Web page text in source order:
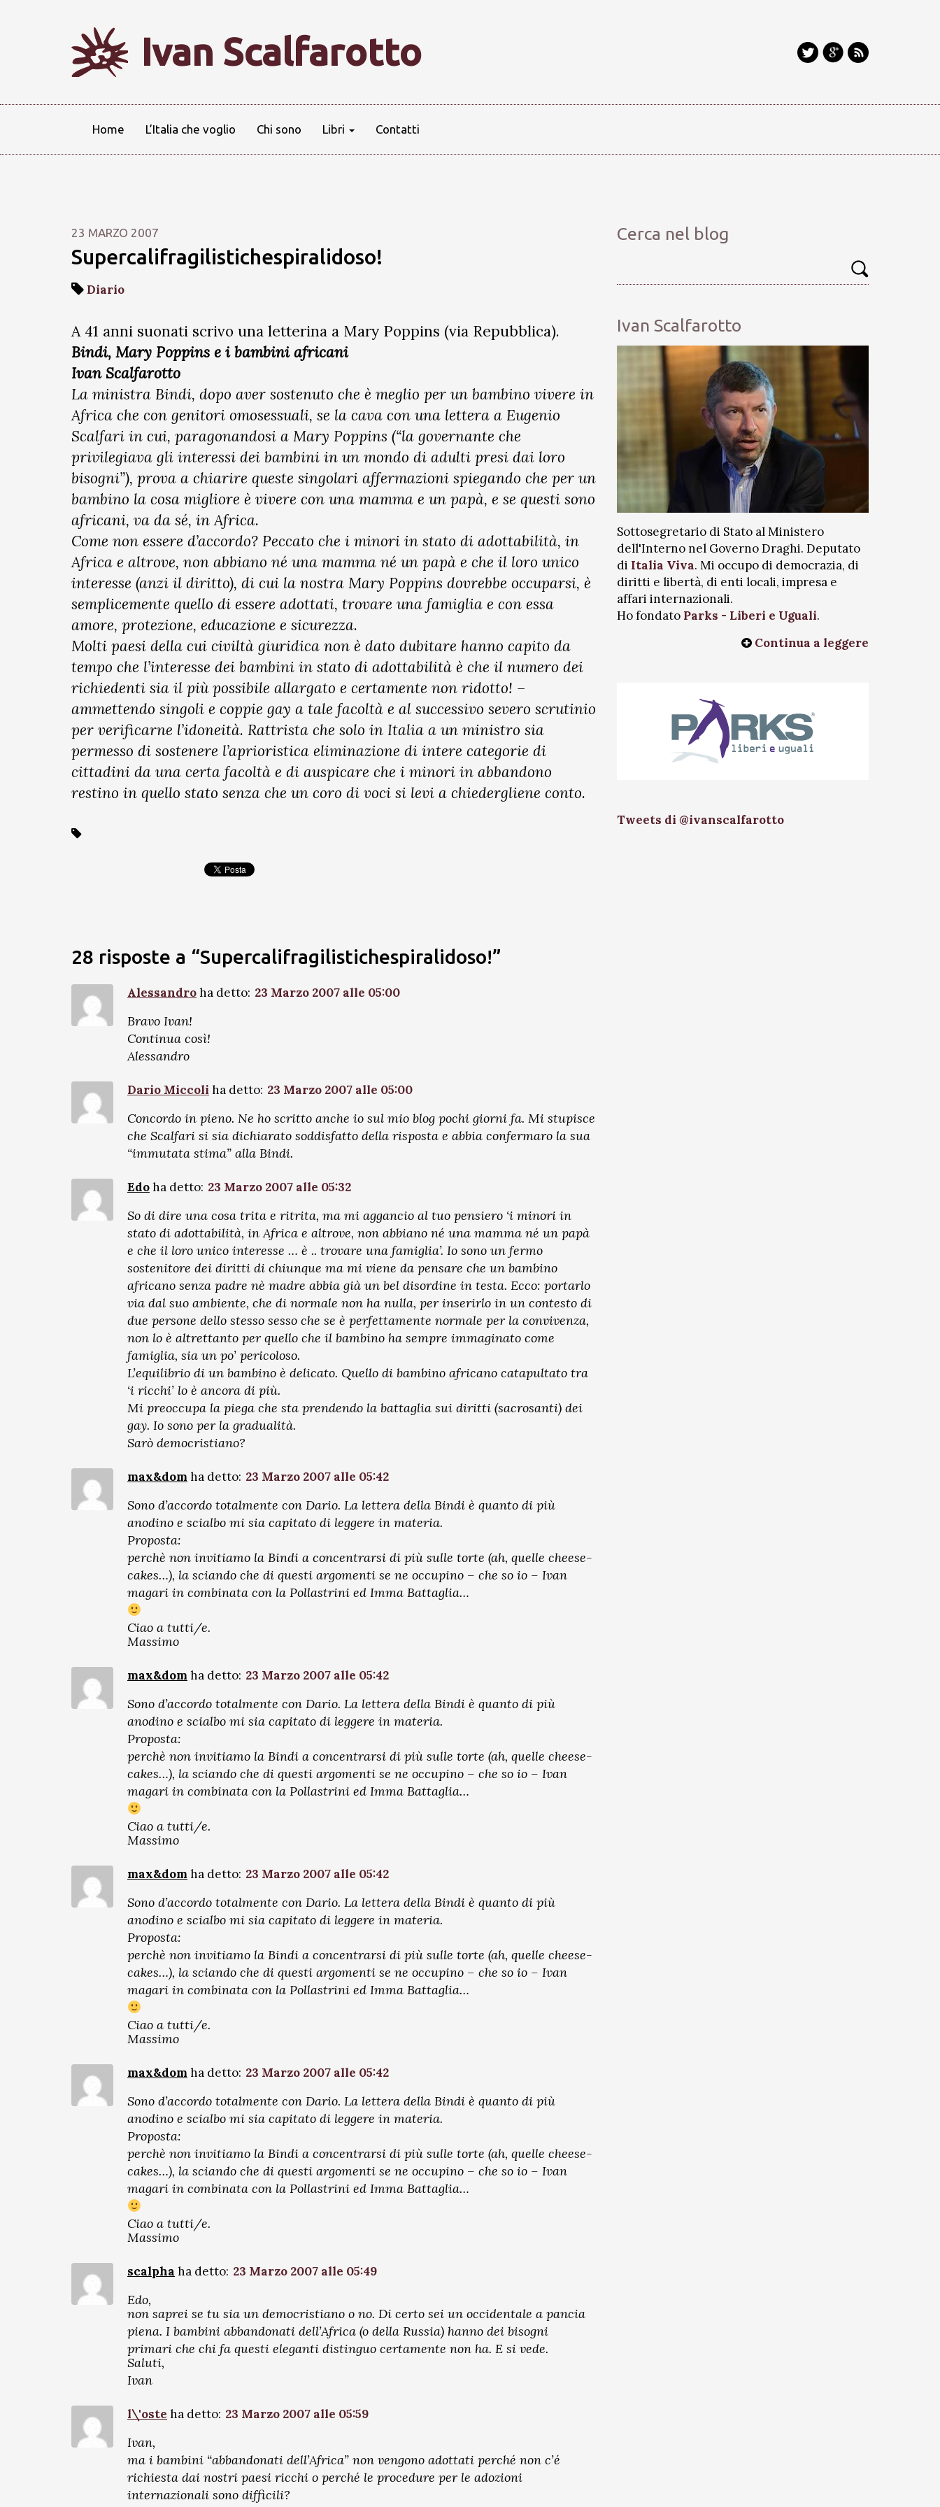
Ivan Scalfarotto
Home L’Italia che voglio Chi sono Libri Contatti
23 MARZO 2007
Supercalifragilistichespiralidoso!
Diario
A 41 anni suonati scrivo una letterina a Mary Poppins (via Repubblica).
Bindi, Mary Poppins e i bambini africani
Ivan Scalfarotto
La ministra Bindi, dopo aver sostenuto che è meglio per un bambino vivere in
Africa che con genitori omosessuali, se la cava con una lettera a Eugenio
Scalfari in cui, paragonandosi a Mary Poppins (“la governante che
privilegiava gli interessi dei bambini in un mondo di adulti presi dai loro
bisogni”), prova a chiarire queste singolari affermazioni spiegando che per un
bambino la cosa migliore è vivere con una mamma e un papà, e se questi sono
africani, va da sé, in Africa.
Come non essere d’accordo? Peccato che i minori in stato di adottabilità, in
Africa e altrove, non abbiano né una mamma né un papà e che il loro unico
interesse (anzi il diritto), di cui la nostra Mary Poppins dovrebbe occuparsi, è
semplicemente quello di essere adottati, trovare una famiglia e con essa
amore, protezione, educazione e sicurezza.
Molti paesi della cui civiltà giuridica non è dato dubitare hanno capito da
tempo che l’interesse dei bambini in stato di adottabilità è che il numero dei
richiedenti sia il più possibile allargato e certamente non ridotto! –
ammettendo singoli e coppie gay a tale facoltà e al successivo severo scrutinio
per verificarne l’idoneità. Rattrista che solo in Italia a un ministro sia
permesso di sostenere l’aprioristica eliminazione di intere categorie di
cittadini da una certa facoltà e di auspicare che i minori in abbandono
restino in quello stato senza che un coro di voci si levi a chiedergliene conto.
28 risposte a “Supercalifragilistichespiralidoso!”
Alessandroha detto: 23 Marzo 2007 alle 05:00
Bravo Ivan!
Continua così!
Alessandro
Dario Miccoli ha detto: 23 Marzo 2007 alle 05:00
Concordo in pieno. Ne ho scritto anche io sul mio blog pochi giorni fa. Mi stupisce
che Scalfari si sia dichiarato soddisfatto della risposta e abbia confermaro la sua
“immutata stima” alla Bindi.
Edoha detto: 23 Marzo 2007 alle 05:32
So di dire una cosa trita e ritrita, ma mi aggancio al tuo pensiero ‘i minori in
stato di adottabilità, in Africa e altrove, non abbiano né una mamma né un papà
e che il loro unico interesse … è .. trovare una famiglia’. Io sono un fermo
sostenitore dei diritti di chiunque ma mi viene da pensare che un bambino
africano senza padre nè madre abbia già un bel disordine in testa. Ecco: portarlo
via dal suo ambiente, che di normale non ha nulla, per inserirlo in un contesto di
due persone dello stesso sesso che se è perfettamente normale per la convivenza,
non lo è altrettanto per quello che il bambino ha sempre immaginato come
famiglia, sia un po’ pericoloso.
L’equilibrio di un bambino è delicato. Quello di bambino africano catapultato tra
‘i ricchi’ lo è ancora di più.
Mi preoccupa la piega che sta prendendo la battaglia sui diritti (sacrosanti) dei
gay. Io sono per la gradualità.
Sarò democristiano?
max&dom ha detto: 23 Marzo 2007 alle 05:42
Sono d’accordo totalmente con Dario. La lettera della Bindi è quanto di più
anodino e scialbo mi sia capitato di leggere in materia.
Proposta:
perchè non invitiamo la Bindi a concentrarsi di più sulle torte (ah, quelle cheese-
cakes…), la sciando che di questi argomenti se ne occupino – che so io – Ivan
magari in combinata con la Pollastrini ed Imma Battaglia…
Ciao a tutti/e.
Massimo
max&dom ha detto: 23 Marzo 2007 alle 05:42
Sono d’accordo totalmente con Dario. La lettera della Bindi è quanto di più
anodino e scialbo mi sia capitato di leggere in materia.
Proposta:
perchè non invitiamo la Bindi a concentrarsi di più sulle torte (ah, quelle cheese-
cakes…), la sciando che di questi argomenti se ne occupino – che so io – Ivan
magari in combinata con la Pollastrini ed Imma Battaglia…
Ciao a tutti/e.
Massimo
max&dom ha detto: 23 Marzo 2007 alle 05:42
Sono d’accordo totalmente con Dario. La lettera della Bindi è quanto di più
anodino e scialbo mi sia capitato di leggere in materia.
Proposta:
perchè non invitiamo la Bindi a concentrarsi di più sulle torte (ah, quelle cheese-
cakes…), la sciando che di questi argomenti se ne occupino – che so io – Ivan
magari in combinata con la Pollastrini ed Imma Battaglia…
Ciao a tutti/e.
Massimo
max&dom ha detto: 23 Marzo 2007 alle 05:42
Sono d’accordo totalmente con Dario. La lettera della Bindi è quanto di più
anodino e scialbo mi sia capitato di leggere in materia.
Proposta:
perchè non invitiamo la Bindi a concentrarsi di più sulle torte (ah, quelle cheese-
cakes…), la sciando che di questi argomenti se ne occupino – che so io – Ivan
magari in combinata con la Pollastrini ed Imma Battaglia…
Ciao a tutti/e.
Massimo
scalpha ha detto: 23 Marzo 2007 alle 05:49
Edo,
non saprei se tu sia un democristiano o no. Di certo sei un occidentale a pancia
piena. I bambini abbandonati dell’Africa (o della Russia) hanno dei bisogni
primari che chi fa questi eleganti distinguo certamente non ha. E si vede.
Saluti,
Ivan
l\'oste ha detto: 23 Marzo 2007 alle 05:59
Ivan,
ma i bambini “abbandonati dell’Africa” non vengono adottati perché non c’é
richiesta dai nostri paesi ricchi o perché le procedure per le adozioni
internazionali sono difficili?
Cerca nel blog
Ivan Scalfarotto
Sottosegretario di Stato al Ministero
dell'Interno nel Governo Draghi. Deputato
di Italia Viva. Mi occupo di democrazia, di
diritti e libertà, di enti locali, impresa e
affari internazionali.
Ho fondato Parks - Liberi e Uguali.
Continua a leggere
Tweets di @ivanscalfarotto